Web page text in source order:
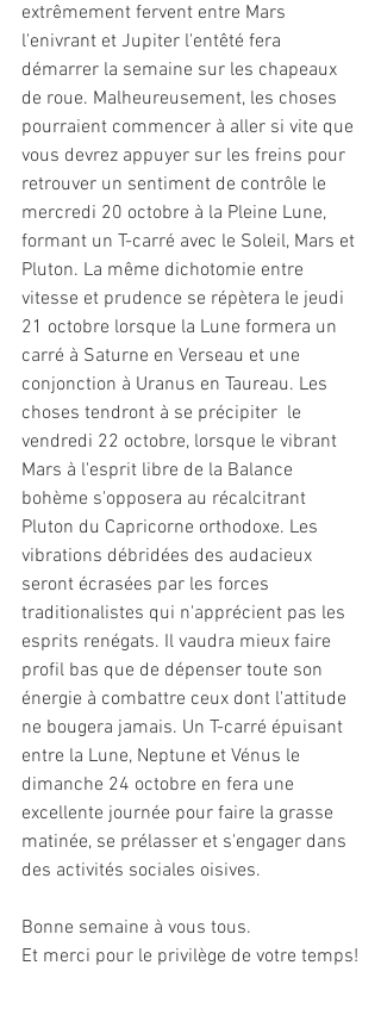
extrêmement fervent entre Mars
l'enivrant et Jupiter l'entêté fera
démarrer la semaine sur les chapeaux
de roue. Malheureusement, les choses
pourraient commencer à aller si vite que
vous devrez appuyer sur les freins pour
retrouver un sentiment de contrôle le
mercredi 20 octobre à la Pleine Lune,
formant un T-carré avec le Soleil, Mars et
Pluton. La même dichotomie entre
vitesse et prudence se répètera le jeudi
21 octobre lorsque la Lune formera un
carré à Saturne en Verseau et une
conjonction à Uranus en Taureau. Les
choses tendront à se précipiter  le
vendredi 22 octobre, lorsque le vibrant
Mars à l'esprit libre de la Balance
bohème s'opposera au récalcitrant
Pluton du Capricorne orthodoxe. Les
vibrations débridées des audacieux
seront écrasées par les forces
traditionalistes qui n'apprécient pas les
esprits renégats. Il vaudra mieux faire
profil bas que de dépenser toute son
énergie à combattre ceux dont l'attitude
ne bougera jamais. Un T-carré épuisant
entre la Lune, Neptune et Vénus le
dimanche 24 octobre en fera une
excellente journée pour faire la grasse
matinée, se prélasser et s'engager dans
des activités sociales oisives.
Bonne semaine à vous tous.
Et merci pour le privilège de votre temps!